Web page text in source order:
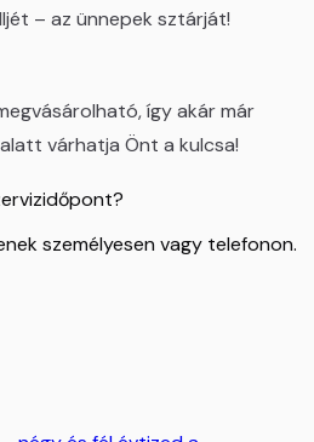
– az ünnepek sztárját!
így akár már
várhatja Önt a kulcsa!
személyesen vagy telefonon.